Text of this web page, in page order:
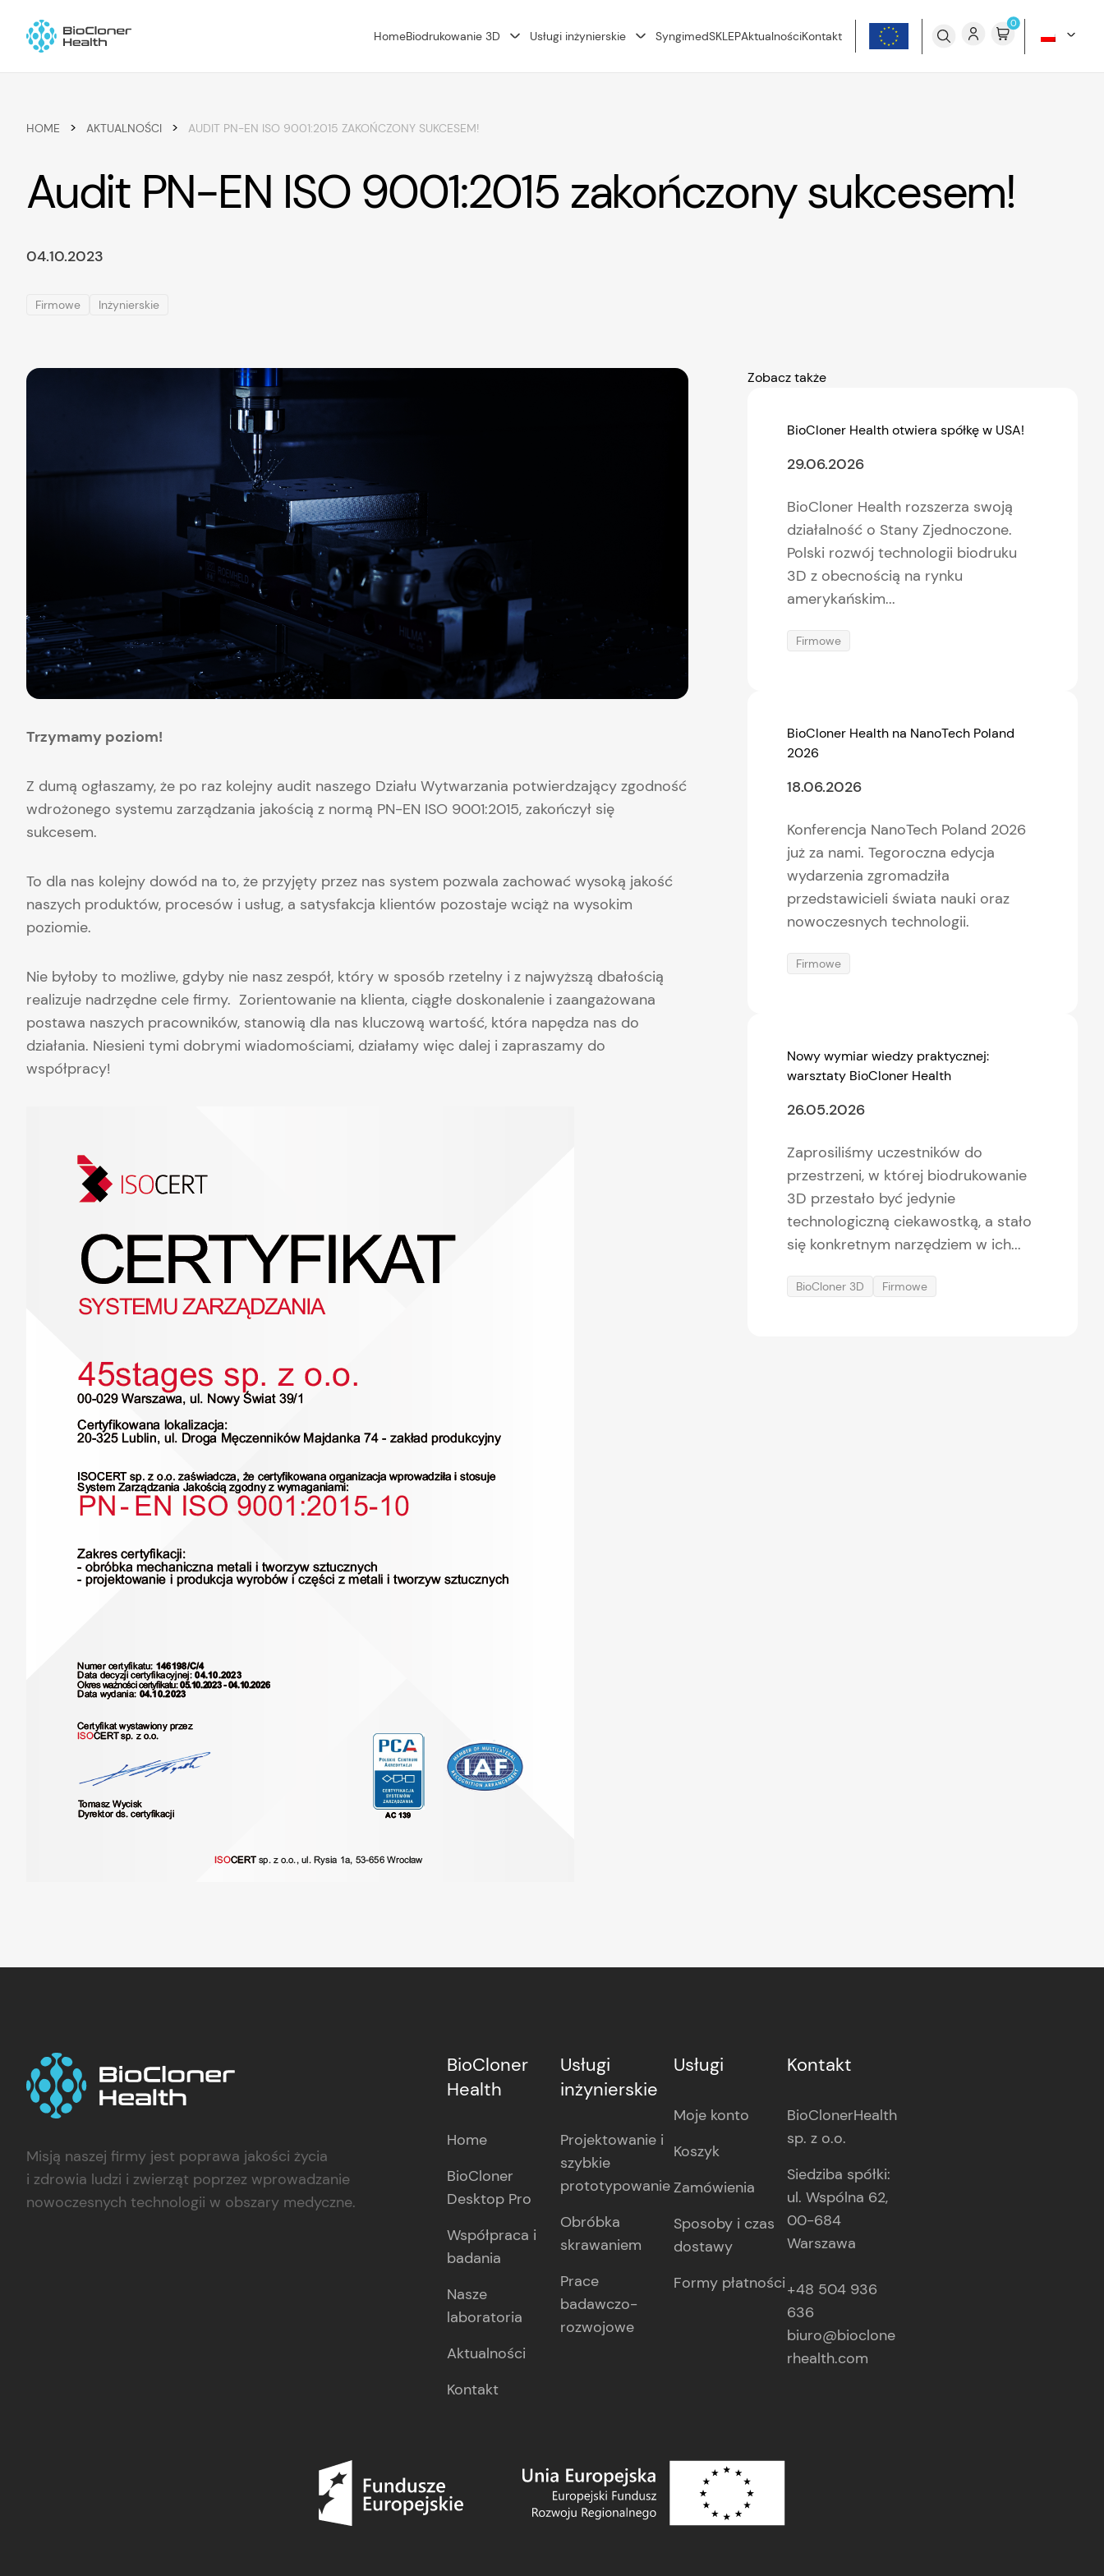
HomeBiodrukowanie 3D Usługi inżynierskie SyngimedSKLEPAktualnościKontakt
0
HOME > AKTUALNOŚCI > AUDIT PN-EN ISO 9001:2015 ZAKOŃCZONY SUKCESEM!
Audit PN-EN ISO 9001:2015 zakończony sukcesem!
04.10.2023
Firmowe Inżynierskie
Trzymamy poziom!
Z dumą ogłaszamy, że po raz kolejny audit naszego Działu Wytwarzania potwierdzający zgodność
wdrożonego systemu zarządzania jakością z normą PN-EN ISO 9001:2015, zakończył się
sukcesem.
To dla nas kolejny dowód na to, że przyjęty przez nas system pozwala zachować wysoką jakość
naszych produktów, procesów i usług, a satysfakcja klientów pozostaje wciąż na wysokim
poziomie.
Nie byłoby to możliwe, gdyby nie nasz zespół, który w sposób rzetelny i z najwyższą dbałością
realizuje nadrzędne cele firmy. Zorientowanie na klienta, ciągłe doskonalenie i zaangażowana
postawa naszych pracowników, stanowią dla nas kluczową wartość, która napędza nas do
działania. Niesieni tymi dobrymi wiadomościami, działamy więc dalej i zapraszamy do
współpracy!
Zobacz także
BioCloner Health otwiera spółkę w USA!
29.06.2026
BioCloner Health rozszerza swoją
działalność o Stany Zjednoczone.
Polski rozwój technologii biodruku
3D z obecnością na rynku
amerykańskim...
Firmowe
BioCloner Health na NanoTech Poland
2026
18.06.2026
Konferencja NanoTech Poland 2026
już za nami. Tegoroczna edycja
wydarzenia zgromadziła
przedstawicieli świata nauki oraz
nowoczesnych technologii.
Firmowe
Nowy wymiar wiedzy praktycznej:
warsztaty BioCloner Health
26.05.2026
Zaprosiliśmy uczestników do
przestrzeni, w której biodrukowanie
3D przestało być jedynie
technologiczną ciekawostką, a stało
się konkretnym narzędziem w ich...
BioCloner 3D Firmowe
Misją naszej firmy jest poprawa jakości życia
i zdrowia ludzi i zwierząt poprzez wprowadzanie
nowoczesnych technologii w obszary medyczne.
BioCloner
Health
Home
BioCloner
Desktop Pro
Współpraca i
badania
Nasze
laboratoria
Aktualności
Kontakt
Usługi
inżynierskie
Projektowanie i
szybkie
prototypowanie
Obróbka
skrawaniem
Prace
badawczo-
rozwojowe
Usługi
Moje konto
Koszyk
Zamówienia
Sposoby i czas
dostawy
Formy płatności
Kontakt
BioClonerHealth
sp. z o.o.
Siedziba spółki:
ul. Wspólna 62,
00-684
Warszawa
+48 504 936
636
biuro@bioclone
rhealth.com